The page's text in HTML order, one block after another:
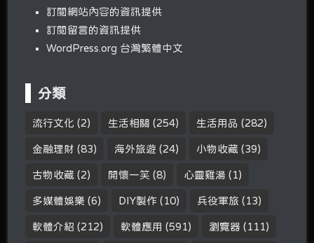
訂閱網站內容的資訊提供
訂閱留言的資訊提供
WordPress.org 台灣繁體中文
分類
流行文化 (2) 生活相關 (254) 生活用品 (282)
金融理財 (83) 海外旅遊 (24) 小物收藏 (39)
古物收藏 (2) 開懷一笑 (8) 心靈雞湯 (1)
多媒體娛樂 (6) DIY製作 (10) 兵役軍旅 (13)
軟體介紹 (212) 軟體應用 (591) 瀏覽器 (111)